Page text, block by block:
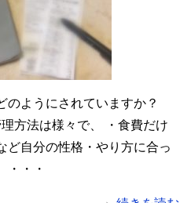
のようにされていますか？
方法は様々で、 ・食費だけ
ど自分の性格・やり方に合っ
・・・